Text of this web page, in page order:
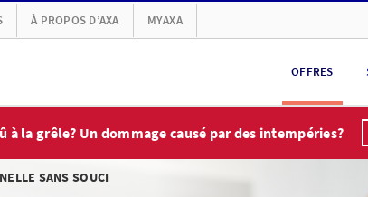
À PROPOS D’AXA MYAXA
OFFRES
à la grêle? Un dommage causé par des intempéries?
SANS SOUCI